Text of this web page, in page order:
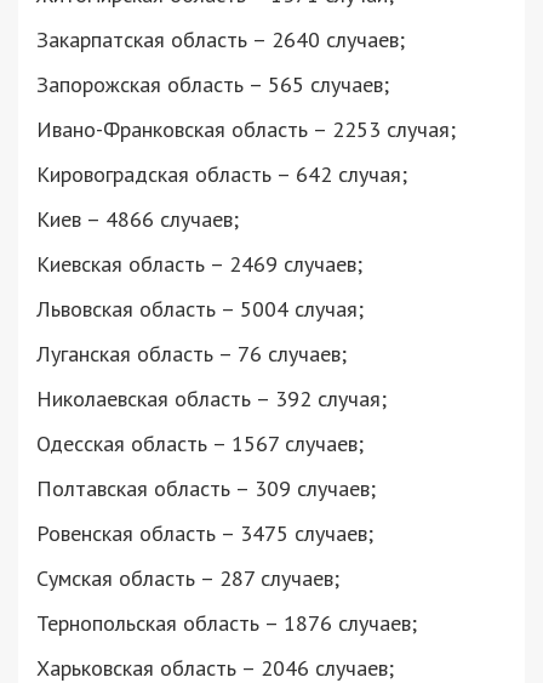
Закарпатская область – 2640 случаев;
Запорожская область – 565 случаев;
Ивано-Франковская область – 2253 случая;
Кировоградская область – 642 случая;
Киев – 4866 случаев;
Киевская область – 2469 случаев;
Львовская область – 5004 случая;
Луганская область – 76 случаев;
Николаевская область – 392 случая;
Одесская область – 1567 случаев;
Полтавская область – 309 случаев;
Ровенская область – 3475 случаев;
Сумская область – 287 случаев;
Тернопольская область – 1876 случаев;
Харьковская область – 2046 случаев;